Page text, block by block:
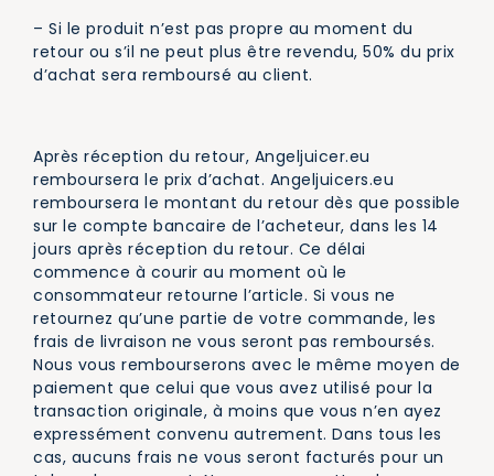
– Si le produit n’est pas propre au moment du
retour ou s’il ne peut plus être revendu, 50% du prix
d’achat sera remboursé au client.
Après réception du retour, Angeljuicer.eu
remboursera le prix d’achat. Angeljuicers.eu
remboursera le montant du retour dès que possible
sur le compte bancaire de l’acheteur, dans les 14
jours après réception du retour. Ce délai
commence à courir au moment où le
consommateur retourne l’article. Si vous ne
retournez qu’une partie de votre commande, les
frais de livraison ne vous seront pas remboursés.
Nous vous rembourserons avec le même moyen de
paiement que celui que vous avez utilisé pour la
transaction originale, à moins que vous n’en ayez
expressément convenu autrement. Dans tous les
cas, aucuns frais ne vous seront facturés pour un